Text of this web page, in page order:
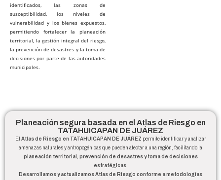
identificados, las zonas de
susceptibilidad, los niveles de
vulnerabilidad y los bienes expuestos,
permitiendo fortalecer la planeación
territorial, la gestión integral del riesgo,
la prevención de desastres y la toma de
decisiones por parte de las autoridades
municipales.
Planeación segura basada en el Atlas de Riesgo en
TATAHUICAPAN DE JUÁREZ
El Atlas de Riesgo en TATAHUICAPAN DE JUÁREZ permite identificar y analizar
amenazas naturales y antropogénicas que pueden afectar a una región, facilitando la
planeación territorial, prevención de desastres y toma de decisiones
estratégicas.
Desarrollamos y actualizamos Atlas de Riesgo conforme a metodologías